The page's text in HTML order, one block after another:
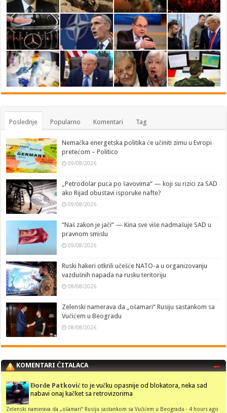
Poslednje Popularno Komentari Tag
Nemačka energetska politika će učiniti zimu u Evropi
pretećom – Politico
09/08/2026
„Petrodolar puca po šavovima“ — koji su rizici za SAD
ako Rijad obustavi isporuke nafte?
09/08/2026
“Naš zakon je jači” — Kina sve više nadmašuje SAD u
pravnom smislu
09/08/2026
Ruski hakeri otkrili učešće NATO-a u organizovanju
vazdušnih napada na rusku teritoriju
08/08/2026
Zelenski namerava da „ošamari“ Rusiju sastankom sa
Vučićem u Beogradu
08/08/2026
KOMENTARI ČITALACA
Đorđe Patković to je vučku opasnije od blokatora, neka sad
nabavi onaj kačket sa retrovizorima
Zelenski namerava da „ošamari“ Rusiju sastankom sa Vučićem u Beogradu ·4 hours ago